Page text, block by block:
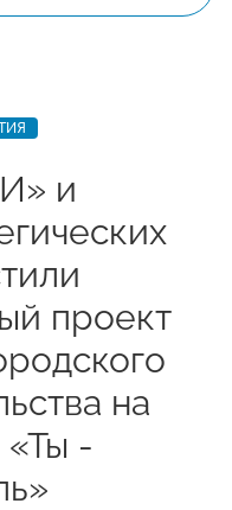
и
проект
на
-